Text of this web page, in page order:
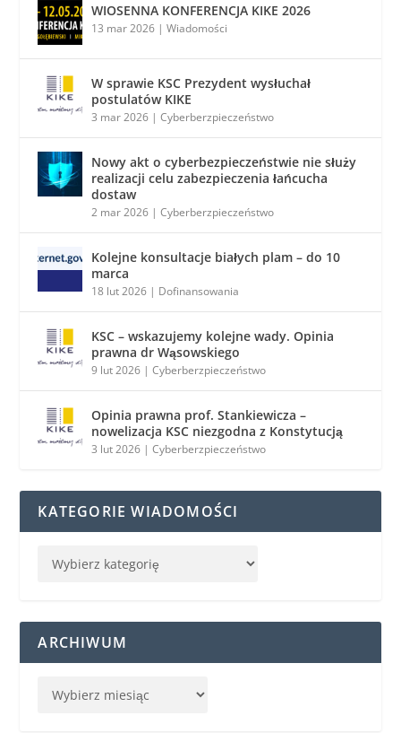
WIOSENNA KONFERENCJA KIKE 2026
13 mar 2026 |Wiadomości
W sprawie KSC Prezydent wysłuchał
postulatów KIKE
3 mar 2026 |Cyberberzpieczeństwo
Nowy akt o cyberbezpieczeństwie nie służy
realizacji celu zabezpieczenia łańcucha
dostaw
2 mar 2026 |Cyberberzpieczeństwo
Kolejne konsultacje białych plam – do 10
marca
18 lut 2026 | Dofinansowania
KSC – wskazujemy kolejne wady. Opinia
prawna dr Wąsowskiego
9 lut 2026 |Cyberberzpieczeństwo
Opinia prawna prof. Stankiewicza –
nowelizacja KSC niezgodna z Konstytucją
3 lut 2026 |Cyberberzpieczeństwo
KATEGORIE WIADOMOŚCI
ARCHIWUM